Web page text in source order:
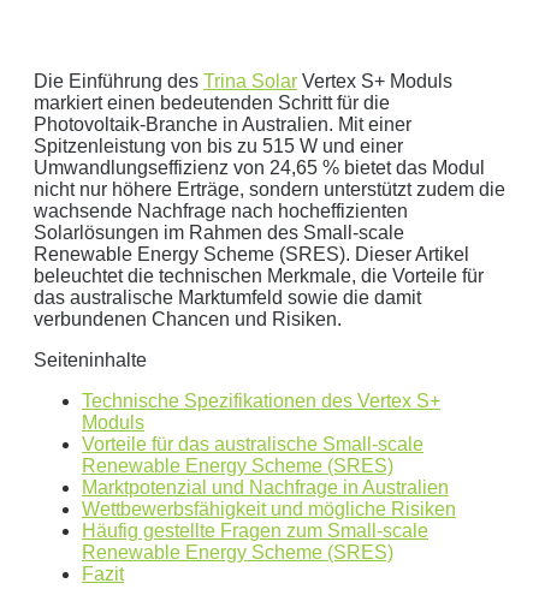
Geben Sie hier Ihren jährlichen Stromverbrauch an
kWh
Wir empfehlen: kWp Anlage sowie einenkWp
Speicher.
Aktuellen Strompreis anpassen
€/kWh
Dies ist eine beispielhafte Rechnung mit folgender
Annahme:
0kWh Verbrauch
aktuellen Strompreis von0Euro
Photovoltaikanlage mit0kWp Leistung
Die Einführung des Trina Solar Vertex S+ Moduls
markiert einen bedeutenden Schritt für die
Photovoltaik-Branche in Australien. Mit einer
Spitzenleistung von bis zu 515 W und einer
Umwandlungseffizienz von 24,65 % bietet das Modul
nicht nur höhere Erträge, sondern unterstützt zudem die
wachsende Nachfrage nach hocheffizienten
Solarlösungen im Rahmen des Small-scale
Renewable Energy Scheme (SRES). Dieser Artikel
beleuchtet die technischen Merkmale, die Vorteile für
das australische Marktumfeld sowie die damit
verbundenen Chancen und Risiken.
Seiteninhalte
Technische Spezifikationen des Vertex S+
Moduls
Vorteile für das australische Small-scale
Renewable Energy Scheme (SRES)
Marktpotenzial und Nachfrage in Australien
Wettbewerbsfähigkeit und mögliche Risiken
Häufig gestellte Fragen zum Small-scale
Renewable Energy Scheme (SRES)
Fazit